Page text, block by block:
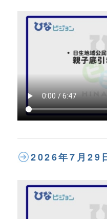
2026年7月29